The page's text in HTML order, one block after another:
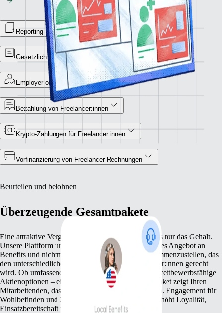
Reporting‑Bibliothek
Gesetzlich vorgeschriebene Zahlungsmeldungen
Employer of Record
Bezahlung von Freelancer:innen
Krypto‑Zahlungen für Freelancer:innen
Vorfinanzierung von Freelancer‑Rechnungen
Beurteilen und belohnen
Überzeugende Gesamtpakete
Eine attraktive Vergütungsstrategie umfasst mehr als nur das Gehalt.
Unsere Plattform unterstützt Sie dabei, ein vielfältiges Angebot an
Benefits und nichtmonetären Anerkennungen zusammenzustellen, das
den unterschiedlichen Bedürfnissen Ihrer Mitarbeiter:innen gerecht
wird. Ob umfassende Gesundheitsleistungen oder wettbewerbsfähige
Aktienoptionen – ein maßgeschneidertes Benefit‑Paket zeigt Ihren
Mitarbeitenden, dass Sie ihre Leistung wertschätzen. Engagement für
Wohlbefinden und Zukunft der Mitarbeiter:innen erhöht Loyalität,
Einsatzbereitschaft und Motivation.